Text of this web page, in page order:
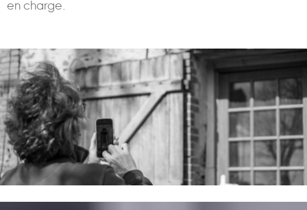
en charge.